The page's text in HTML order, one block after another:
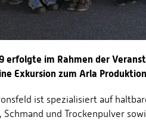
erfolgte im Rahmen der
Exkursion zum Arla
ist spezialisiert auf
Schmand und Trockenpulver